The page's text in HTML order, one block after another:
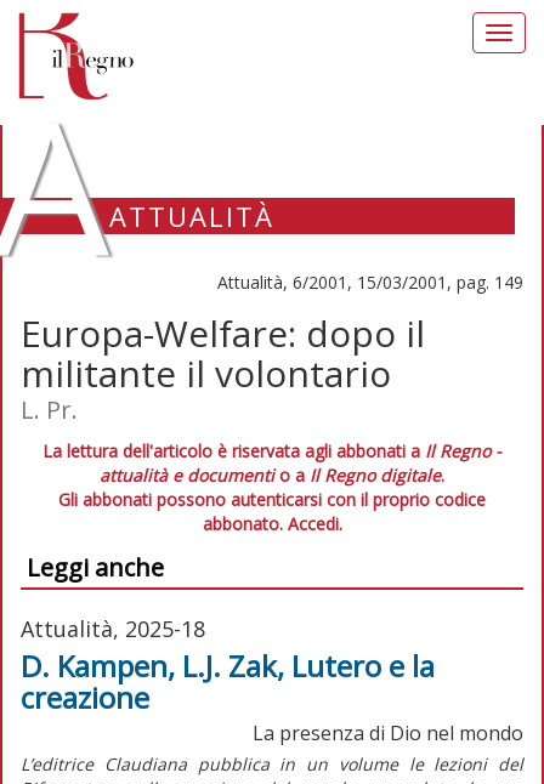
ATTUALITÀ
Attualità, 6/2001, 15/03/2001, pag. 149
Europa-Welfare: dopo il
militante il volontario
L. Pr.
La lettura dell'articolo è riservata agli abbonati a Il Regno -
attualità e documentio a Il Regno digitale.
Gli abbonati possono autenticarsi con il proprio codice
abbonato. Accedi.
Leggi anche
Attualità, 2025-18
D. Kampen, L.J. Zak, Lutero e la
creazione
La presenza di Dio nel mondo
L’editrice Claudiana pubblica in un volume le lezioni del